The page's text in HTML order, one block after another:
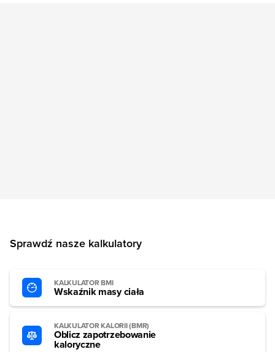
Sprawdź nasze kalkulatory
KALKULATOR BMI
Wskaźnik masy ciała
KALKULATOR KALORII (BMR)
Oblicz zapotrzebowanie
kaloryczne